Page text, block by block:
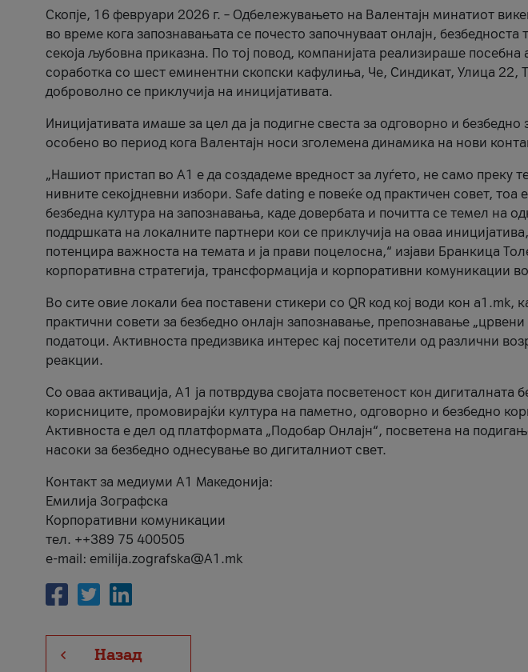
Скопје, 16 февруари 2026 г. – Одбележувањето на Валентајн минатиот
во време кога запознавањата се почесто започнуваат онлајн, безбедноста
секоја љубовна приказна. По тој повод, компанијата реализираше
соработка со шест еминентни скопски кафулиња, Че, Синдикат, Улица 22,
доброволно се приклучија на иницијативата.
Иницијативата имаше за цел да ја подигне свеста за одговорно и
особено во период кога Валентајн носи зголемена динамика на нови
„Нашиот пристап во А1 е да создадеме вредност за луѓето, не само преку
нивните секојдневни избори. Safe dating е повеќе од практичен совет,
безбедна култура на запознавања, каде довербата и почитта се темел на
поддршката на локалните партнери кои се приклучија на оваа
потенцира важноста на темата и ја прави поцелосна,“ изјави Бранкица
корпоративна стратегија, трансформација и корпоративни комуникации
Во сите овие локали беа поставени стикери со QR код кој води кон a1.mk,
практични совети за безбедно онлајн запознавање, препознавање
податоци. Активноста предизвика интерес кај посетители од различни
реакции.
Со оваа активација, А1 ја потврдува својата посветеност кон дигиталната
корисниците, промовирајќи култура на паметно, одговорно и безбедно
Активноста е дел од платформата „Подобар Онлајн“, посветена на
насоки за безбедно однесување во дигиталниот свет.
Контакт за медиуми А1 Македонија:
Емилија Зографска
Корпоративни комуникации
тел. ++389 75 400505
e-mail: emilija.zografska@A1.mk
Назад